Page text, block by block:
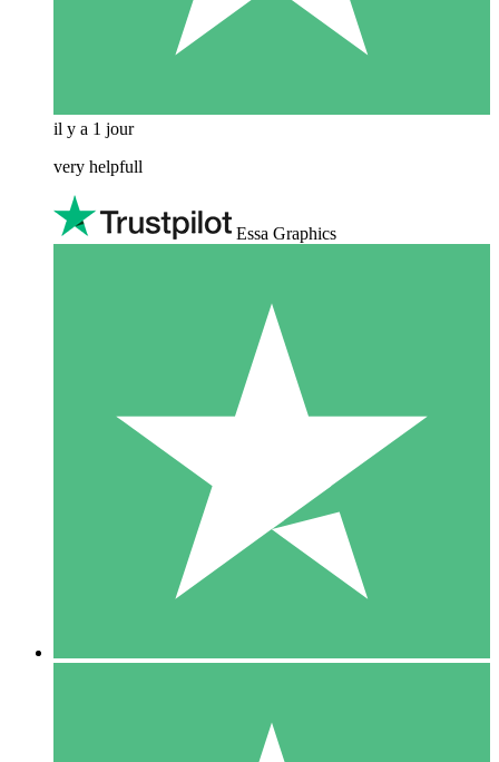
il y a 1 jour
very helpfull
Essa Graphics